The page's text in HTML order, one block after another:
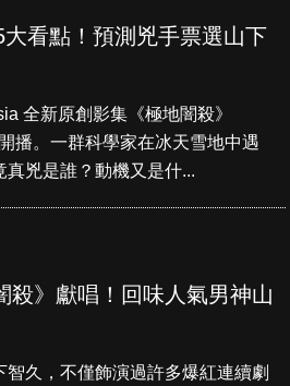
看點！預測兇手票選山下
全新原創影集《極地闇殺》
播。一群科學家在冰天雪地中遇
真兇是誰？動機又是什...
殺》獻唱！回味人氣男神山
智久，不僅飾演過許多爆紅連續劇